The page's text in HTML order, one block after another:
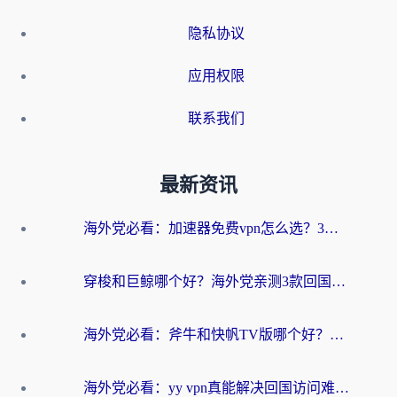
隐私协议
应用权限
联系我们
最新资讯
海外党必看：加速器免费vpn怎么选？3步教你无缝访问国内资源
穿梭和巨鲸哪个好？海外党亲测3款回国加速器，教你避开90%的坑
海外党必看：斧牛和快帆TV版哪个好？3分钟选对回国加速器，无缝刷B站、追热剧
海外党必看：yy vpn真能解决回国访问难题？附云极initap测评+免费方案对比